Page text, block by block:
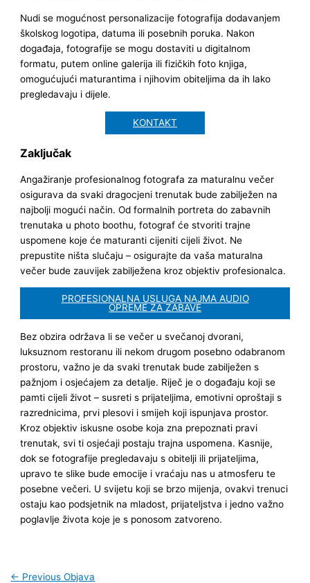
Nudi se mogućnost personalizacije fotografija dodavanjem
školskog logotipa, datuma ili posebnih poruka. Nakon
događaja, fotografije se mogu dostaviti u digitalnom
formatu, putem online galerija ili fizičkih foto knjiga,
omogućujući maturantima i njihovim obiteljima da ih lako
pregledavaju i dijele.
KONTAKT
Zaključak
Angažiranje profesionalnog fotografa za maturalnu večer
osigurava da svaki dragocjeni trenutak bude zabilježen na
najbolji mogući način. Od formalnih portreta do zabavnih
trenutaka u photo boothu, fotograf će stvoriti trajne
uspomene koje će maturanti cijeniti cijeli život. Ne
prepustite ništa slučaju – osigurajte da vaša maturalna
večer bude zauvijek zabilježena kroz objektiv profesionalca.
PROFESIONALNA USLUGA NAJMA AUDIO
OPREME ZA ZABAVE
Bez obzira održava li se večer u svečanoj dvorani,
luksuznom restoranu ili nekom drugom posebno odabranom
prostoru, važno je da svaki trenutak bude zabilježen s
pažnjom i osjećajem za detalje. Riječ je o događaju koji se
pamti cijeli život – susreti s prijateljima, emotivni oproštaji s
razrednicima, prvi plesovi i smijeh koji ispunjava prostor.
Kroz objektiv iskusne osobe koja zna prepoznati pravi
trenutak, svi ti osjećaji postaju trajna uspomena. Kasnije,
dok se fotografije pregledavaju s obitelji ili prijateljima,
upravo te slike bude emocije i vraćaju nas u atmosferu te
posebne večeri. U svijetu koji se brzo mijenja, ovakvi trenuci
ostaju kao podsjetnik na mladost, prijateljstva i jedno važno
poglavlje života koje je s ponosom zatvoreno.
← Previous Objava